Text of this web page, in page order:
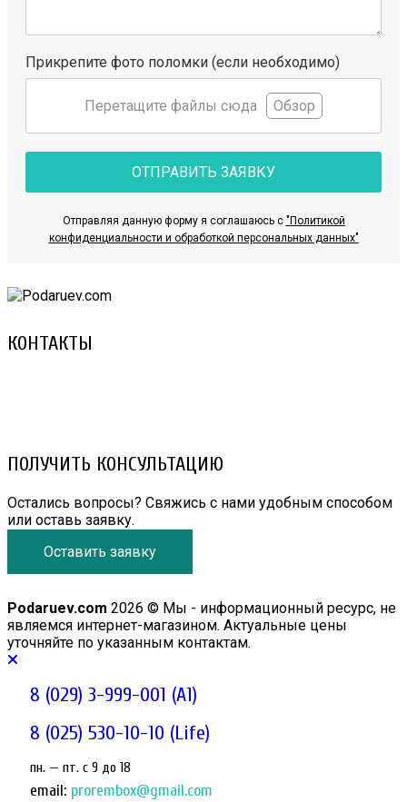
Прикрепите фото поломки (если необходимо)
Перетащите файлы сюда Обзор
ОТПРАВИТЬ ЗАЯВКУ
Отправляя данную форму я соглашаюсь с "Политикой
конфиденциальности и обработкой персональных данных"
КОНТАКТЫ
ПОЛУЧИТЬ КОНСУЛЬТАЦИЮ
Остались вопросы? Свяжись с нами удобным способом
или оставь заявку.
Оставить заявку
Podaruev.com 2026 © Мы - информационный ресурс, не
являемся интернет-магазином. Актуальные цены
уточняйте по указанным контактам.
8 (029) 3-999-001 (A1)
8 (025) 530-10-10 (Life)
пн. — пт. c 9 до 18
email: prorembox@gmail.com